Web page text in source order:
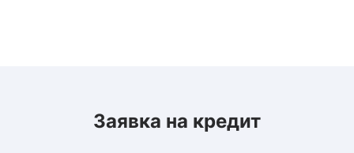
Заявка на кредит